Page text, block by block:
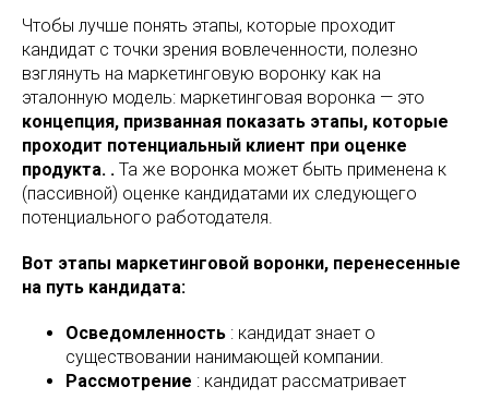
Чтобы лучше понять этапы, которые проходит
кандидат с точки зрения вовлеченности, полезно
взглянуть на маркетинговую воронку как на
эталонную модель: маркетинговая воронка — это
концепция, призванная показать этапы, которые
проходит потенциальный клиент при оценке
продукта. . Та же воронка может быть применена к
(пассивной) оценке кандидатами их следующего
потенциального работодателя.
Вот этапы маркетинговой воронки, перенесенные
на путь кандидата:
Осведомленность : кандидат знает о
существовании нанимающей компании.
Рассмотрение : кандидат рассматривает